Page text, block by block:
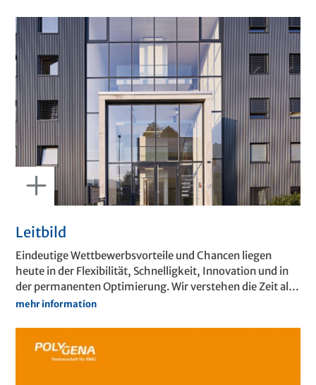
Leitbild
Eindeutige Wettbewerbsvorteile und Chancen liegen
heute in der Flexibilität, Schnelligkeit, Innovation und in
der permanenten Optimierung. Wir verstehen die Zeit als
immer wichtiger werdenden Wettbewerbsfaktor in der
mehr information